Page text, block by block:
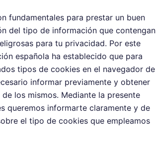
fundamentales para prestar un buen
del tipo de información que contengan
para tu privacidad. Por este
española ha establecido que para
tipos de cookies en el navegador de
informar previamente y obtener
los mismos. Mediante la presente
queremos informarte claramente y de
el tipo de cookies que empleamos